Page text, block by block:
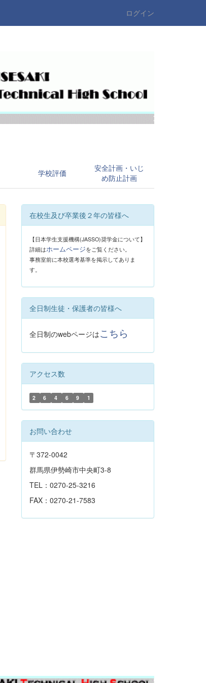
ログイン
学校評価
安全計画・いじ
め防止計画
在校生及び卒業後２年の皆様へ
【日本学生支援機構(JASSO)奨学金について】
詳細はホームページをご覧ください。
事務室前に本校選考基準を掲示してありま
す。
全日制生徒・保護者の皆様へ
全日制のwebページはこちら
アクセス数
2 6 4 6 9 1
お問い合わせ
〒372-0042
群馬県伊勢崎市中央町3-8
TEL：0270-25-3216
FAX：0270-21-7583